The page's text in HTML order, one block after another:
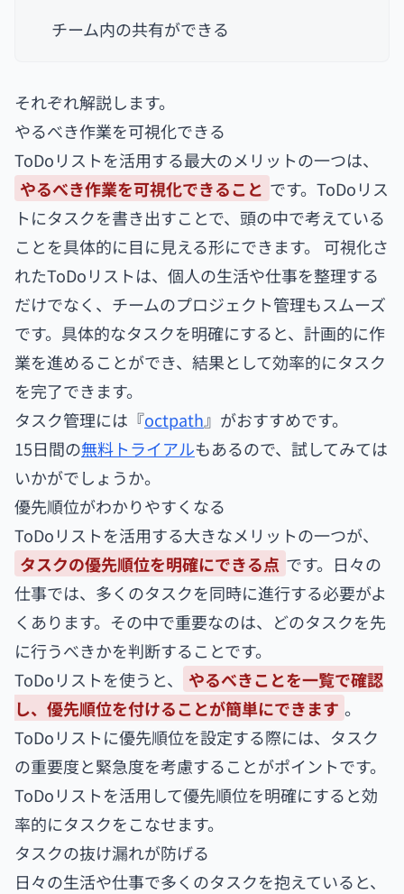
チーム内の共有ができる
それぞれ解説します。
やるべき作業を可視化できる
ToDoリストを活用する最大のメリットの一つは、
やるべき作業を可視化できること です。ToDoリス
トにタスクを書き出すことで、頭の中で考えている
ことを具体的に目に見える形にできます。 可視化さ
れたToDoリストは、個人の生活や仕事を整理する
だけでなく、チームのプロジェクト管理もスムーズ
です。具体的なタスクを明確にすると、計画的に作
業を進めることができ、結果として効率的にタスク
を完了できます。
タスク管理には『octpath』がおすすめです。
15日間の無料トライアルもあるので、試してみては
いかがでしょうか。
優先順位がわかりやすくなる
ToDoリストを活用する大きなメリットの一つが、
タスクの優先順位を明確にできる点 です。日々の
仕事では、多くのタスクを同時に進行する必要がよ
くあります。その中で重要なのは、どのタスクを先
に行うべきかを判断することです。
ToDoリストを使うと、
やるべきことを一覧で確認
し、優先順位を付けることが簡単にできます 。
ToDoリストに優先順位を設定する際には、タスク
の重要度と緊急度を考慮することがポイントです。
ToDoリストを活用して優先順位を明確にすると効
率的にタスクをこなせます。
タスクの抜け漏れが防げる
日々の生活や仕事で多くのタスクを抱えていると、